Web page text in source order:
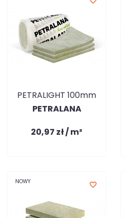
PETRALIGHT 100mm
PETRALANA
20,97 zł / m²
NOWY favorite_border